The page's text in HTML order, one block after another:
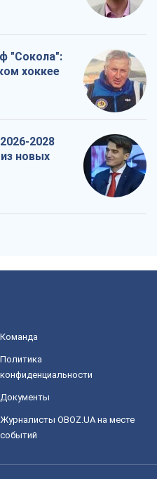
"Сокола":
хоккее
2028
новых
Команда
Политика
конфиденциальности
Документы
Журналисты OBOZ.UA на месте
событий